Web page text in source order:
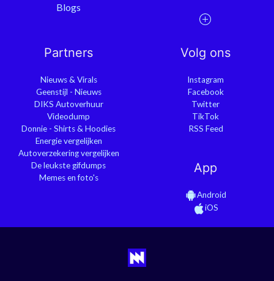
Blogs
Partners
Nieuws & Virals
Geenstijl - Nieuws
DIKS Autoverhuur
Videodump
Donnie - Shirts & Hoodies
Energie vergelijken
Autoverzekering vergelijken
De leukste gifdumps
Memes en foto's
Volg ons
Instagram
Facebook
Twitter
TikTok
RSS Feed
App
Android
iOS